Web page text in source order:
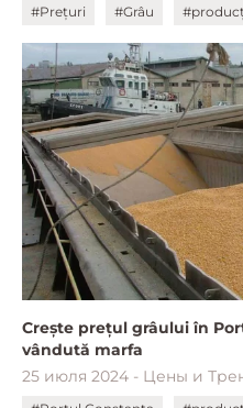
#Prețuri #Grâu
Crește prețul grâului în
vândută marfa
25 июля 2024 - Цены и